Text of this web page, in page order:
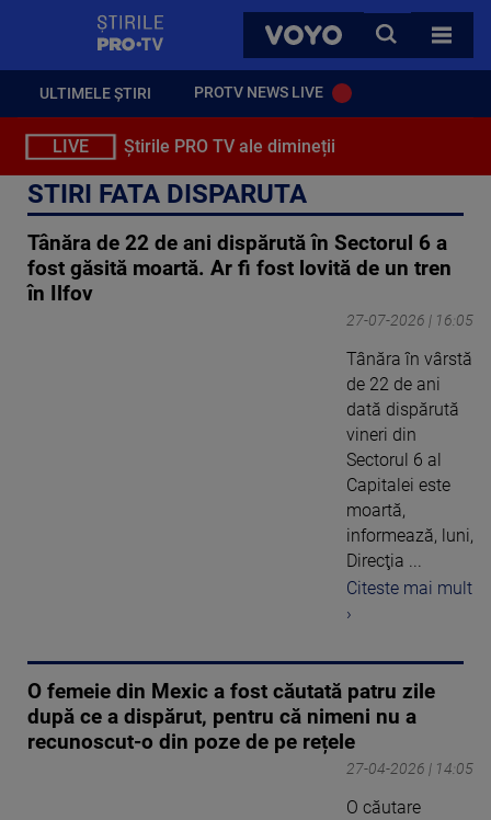
VOYO
CAUTA
TOATE
ULTIMELE ȘTIRI PROTV NEWS LIVE
LIVE Știrile PRO TV ale dimineții
STIRI FATA DISPARUTA
Tânăra de 22 de ani dispărută în Sectorul 6 a
fost găsită moartă. Ar fi fost lovită de un tren
în Ilfov
27-07-2026 | 16:05
Tânăra în vârstă
de 22 de ani
dată dispărută
vineri din
Sectorul 6 al
Capitalei este
moartă,
informează, luni,
Direcţia ...
Citeste mai mult
›
O femeie din Mexic a fost căutată patru zile
după ce a dispărut, pentru că nimeni nu a
recunoscut-o din poze de pe rețele
27-04-2026 | 14:05
O căutare